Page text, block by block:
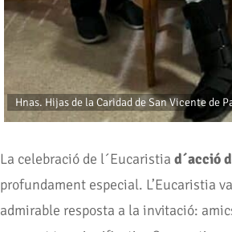
Hnas. Hijas de la Caridad de San Vicente de
La celebració de l´Eucaristiad´acció
profundament especial. L’Eucaristia
admirable resposta a la invitació: